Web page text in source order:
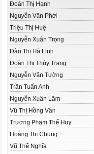
Đoàn Thị Hạnh
Nguyễn Văn Phới
Triệu Thị Huệ
Nguyễn Xuân Trọng
Đào Thị Hà Linh
Đoàn Thị Thùy Trang
Nguyễn Văn Tường
Trần Tuấn Anh
Nguyễn Xuân Lãm
Vũ Thị Hồng Vân
Trương Phạm Thế Huy
Hoàng Thị Chung
Vũ Thế Nghĩa